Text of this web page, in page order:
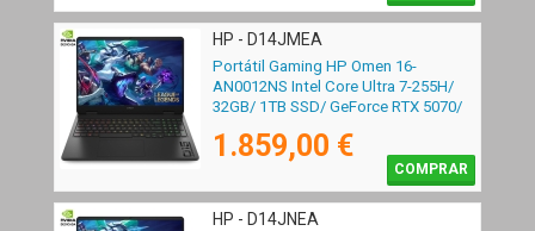
HP - D14JMEA
Portátil Gaming HP Omen 16-
AN0012NS Intel Core Ultra 7-255H/
32GB/ 1TB SSD/ GeForce RTX 5070/
1.859,00 €
COMPRAR
HP - D14JNEA